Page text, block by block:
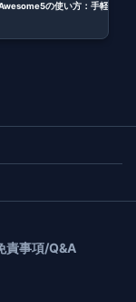
の使い方：手軽
責事項/Q&A